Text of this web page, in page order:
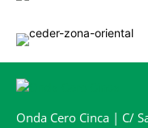
Onda Cero Cinca | C/